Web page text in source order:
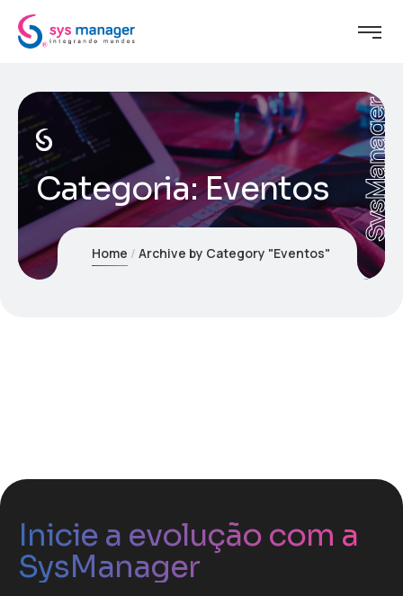
Categoria:Eventos SysManager
Home Archive by Category "Eventos"
Inicie a evolução com a
SysManager